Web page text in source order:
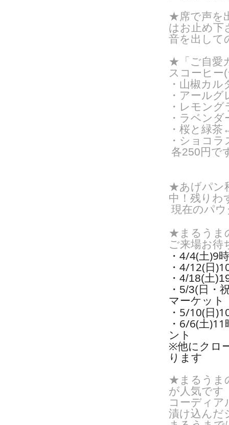
★席で声を
はお止め下
音を出して
★「ご自愛
スコーヒー
・山椒カル
・アール
・レモン
・ラベン
・桜と緑
・ショコ
各250円で
★あげパン
中！残りわ
現在のパ
★まるうま
ご来場お待
・4/4(土)9
・4/12(日
・4/18(土
・5/3(日・
マーケット
・5/10(日
・6/6(土
ント
※他にクロ
ります
★まるうま
が人気です
コーディア
漬け込んだ